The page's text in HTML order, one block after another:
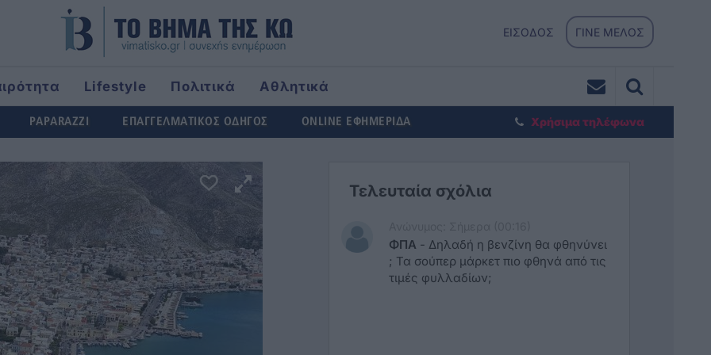
ΕΙΣΟΔΟΣ ΓΙΝΕ ΜΕΛΟΣ
Lifestyle Πολιτικά
Αθλητικά
PAPARAZZI ΕΠΑΓΓΕΛΜΑΤΙΚΟΣ ΟΔΗΓΟΣ ONLINE ΕΦΗΜΕΡΙΔΑ Χρήσιμα τηλέφωνα
Τελευταία σχόλια
ΦΠΑ - Δηλαδή η βενζίνη θα φθηνύνει
; Τα σούπερ μάρκετ πιο φθηνά από τις
τιμές φυλλαδίων;